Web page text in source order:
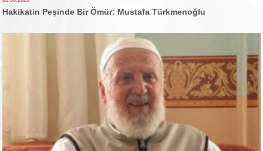
Hakikatin Peşinde Bir Ömür: Mustafa Türkmenoğlu